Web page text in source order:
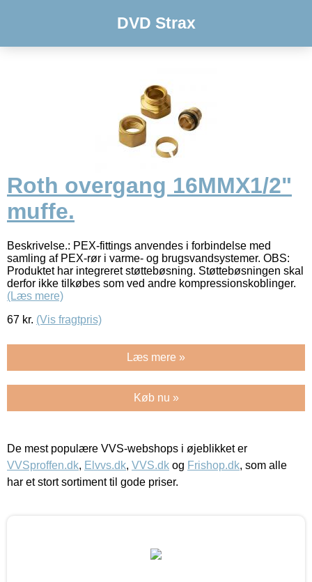
DVD Strax
Roth overgang 16MMX1/2"
muffe.
Beskrivelse.: PEX-fittings anvendes i forbindelse med
samling af PEX-rør i varme- og brugsvandsystemer. OBS:
Produktet har integreret støttebøsning. Støttebøsningen skal
derfor ikke tilkøbes som ved andre kompressionskoblinger.
(Læs mere)
67 kr. (Vis fragtpris)
Læs mere »
Køb nu »
De mest populære VVS-webshops i øjeblikket er
VVSproffen.dk, Elvvs.dk, VVS.dk og Frishop.dk, som alle
har et stort sortiment til gode priser.